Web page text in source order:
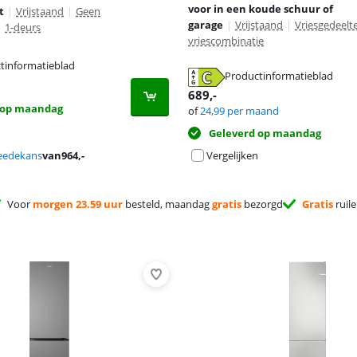
| Vrijstaand | Geen
1-deurs
maandag
van964,-
voor in een koude schuur of
garage | Vrijstaand |
vriescombinatie
Productinformatieblad
689,-
of24,99 per maand
Geleverd op maandag
Vergelijken
tabblad
Voor morgen 23.59 uur besteld, maandaggratis bezorgd Gratis